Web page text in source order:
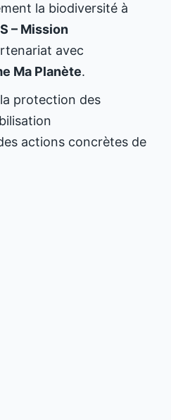
la biodiversité à
– Mission
avec
Ma Planète.
protection des
actions concrètes de